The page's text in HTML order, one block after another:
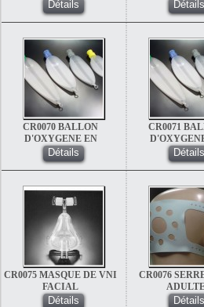
LATEX 3 L
Détails
LATEX
Détails
CR0070 BALLON
D'OXYGENE EN
SILICONE 0.5L EN
SILICONE
(AUTOCLAVABLE)
Détails
CR0071
SILICONE
Détails
CR0075 MASQUE DE VNI
FACIAL
Détails
CR0076
Détails